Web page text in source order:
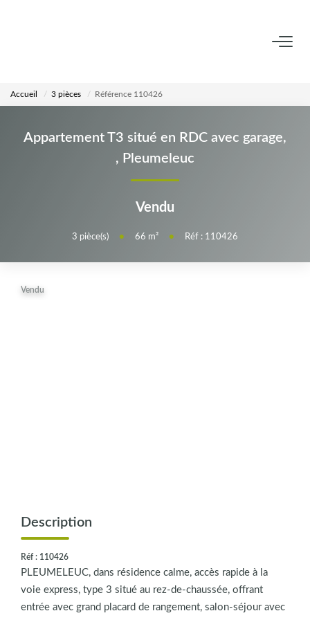
ESTIMATION
Accueil 3 pièces Référence 110426
Appartement T3 situé en RDC avec garage,
, Pleumeleuc
Vendu
3 pièce(s) • 66 m² • Réf : 110426
Vendu
Description
Réf : 110426
PLEUMELEUC, dans résidence calme, accès rapide à la
voie express, type 3 situé au rez-de-chaussée, offrant
entrée avec grand placard de rangement, salon-séjour avec